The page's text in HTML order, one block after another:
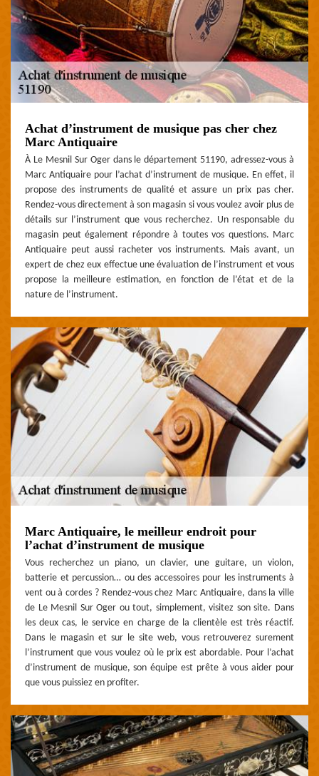
Achat d’instrument de musique pas cher chez
Marc Antiquaire
À Le Mesnil Sur Oger dans le département 51190, adressez-vous à
Marc Antiquaire pour l’achat d’instrument de musique. En effet, il
propose des instruments de qualité et assure un prix pas cher.
Rendez-vous directement à son magasin si vous voulez avoir plus de
détails sur l’instrument que vous recherchez. Un responsable du
magasin peut également répondre à toutes vos questions. Marc
Antiquaire peut aussi racheter vos instruments. Mais avant, un
expert de chez eux effectue une évaluation de l’instrument et vous
propose la meilleure estimation, en fonction de l’état et de la
nature de l’instrument.
Marc Antiquaire, le meilleur endroit pour
l’achat d’instrument de musique
Vous recherchez un piano, un clavier, une guitare, un violon,
batterie et percussion… ou des accessoires pour les instruments à
vent ou à cordes ? Rendez-vous chez Marc Antiquaire, dans la ville
de Le Mesnil Sur Oger ou tout, simplement, visitez son site. Dans
les deux cas, le service en charge de la clientèle est très réactif.
Dans le magasin et sur le site web, vous retrouverez surement
l’instrument que vous voulez où le prix est abordable. Pour l’achat
d’instrument de musique, son équipe est prête à vous aider pour
que vous puissiez en profiter.